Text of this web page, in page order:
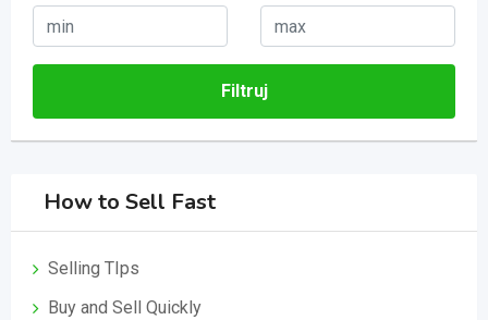
Filtruj
How to Sell Fast
Selling TIps
Buy and Sell Quickly